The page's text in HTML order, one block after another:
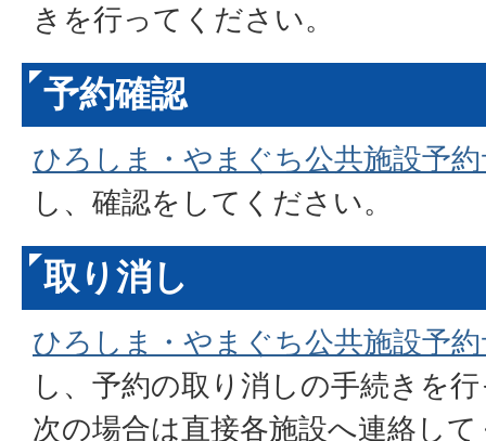
きを行ってください。
予約確認
ひろしま・やまぐち公共施設予
し、確認をしてください。
取り消し
ひろしま・やまぐち公共施設予
し、予約の取り消しの手続きを
次の場合は直接各施設へ連絡し